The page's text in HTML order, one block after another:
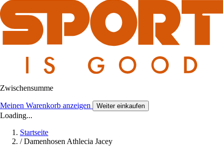
Zwischensumme
Meinen Warenkorb anzeigen Weiter einkaufen
Loading...
Startseite
/ Damenhosen Athlecia Jacey